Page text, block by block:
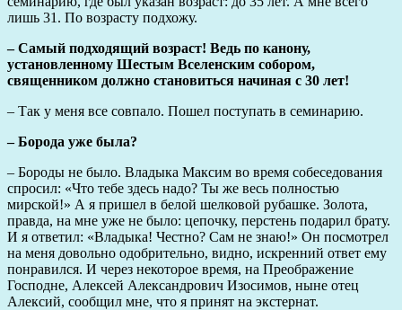
лишь 31. По возрасту подхожу.
– Самый подходящий возраст! Ведь по канону,
установленному Шестым Вселенским собором,
священником должно становиться начиная с 30 лет!
– Так у меня все совпало. Пошел поступать в семинарию.
– Борода уже была?
– Бороды не было. Владыка Максим во время собеседования
спросил: «Что тебе здесь надо? Ты же весь полностью
мирской!» А я пришел в белой шелковой рубашке. Золота,
правда, на мне уже не было: цепочку, перстень подарил брату.
И я ответил: «Владыка! Честно? Сам не знаю!» Он посмотрел
на меня довольно одобрительно, видно, искренний ответ ему
понравился. И через некоторое время, на Преображение
Господне, Алексей Александрович Изосимов, ныне отец
Алексий, сообщил мне, что я принят на экстернат.